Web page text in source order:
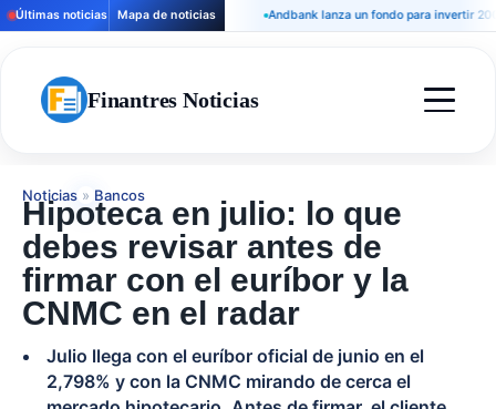
Últimas noticias Mapa de noticias Andbank lanza un fondo para invertir 200
Finantres Noticias
Noticias » Bancos
Hipoteca en julio: lo que
debes revisar antes de
firmar con el euríbor y la
CNMC en el radar
Julio llega con el euríbor oficial de junio en el
2,798% y con la CNMC mirando de cerca el